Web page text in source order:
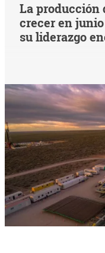
La producción
crecer en
su liderazgo